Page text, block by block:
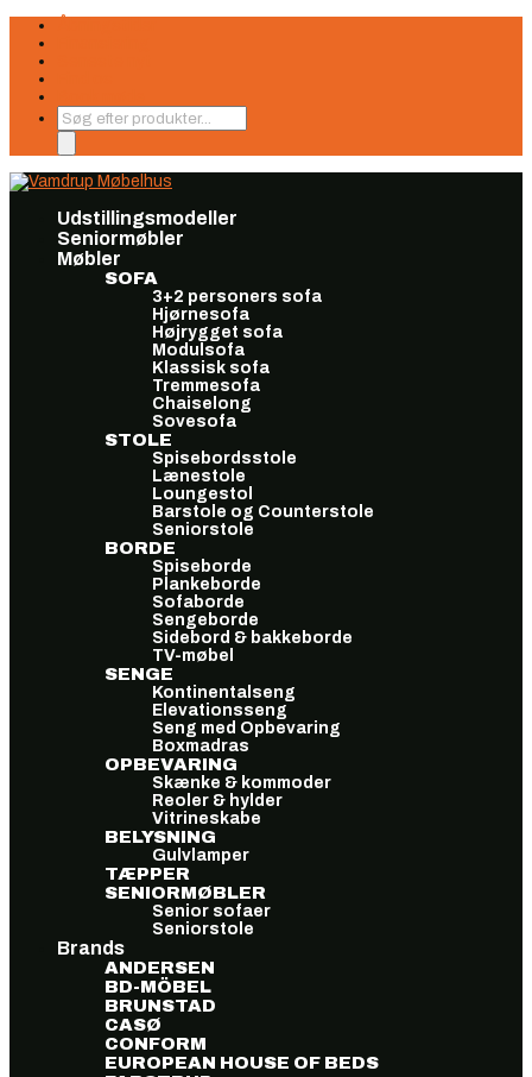
Products
search
Udstillingsmodeller
Seniormøbler
Møbler
SOFA
3+2 personers sofa
Hjørnesofa
Højrygget sofa
Modulsofa
Klassisk sofa
Tremmesofa
Chaiselong
Sovesofa
STOLE
Spisebordsstole
Lænestole
Loungestol
Barstole og Counterstole
Seniorstole
BORDE
Spiseborde
Plankeborde
Sofaborde
Sengeborde
Sidebord & bakkeborde
TV-møbel
SENGE
Kontinentalseng
Elevationsseng
Seng med Opbevaring
Boxmadras
OPBEVARING
Skænke & kommoder
Reoler & hylder
Vitrineskabe
BELYSNING
Gulvlamper
TÆPPER
SENIORMØBLER
Senior sofaer
Seniorstole
Brands
ANDERSEN
BD-MÖBEL
BRUNSTAD
CASØ
CONFORM
EUROPEAN HOUSE OF BEDS